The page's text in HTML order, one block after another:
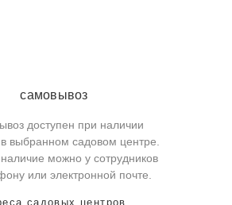
самовывоз
доступен при наличии
выбранном садовом центре.
можно у сотрудников
или электронной почте.
садовых центров